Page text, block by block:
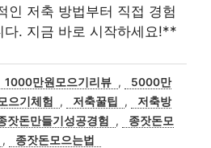
인 저축 방법부터 직접 경험
다. 지금 바로 시작하세요!**
1000만원모으기리뷰 ,
5000만
으기체험 , 저축꿀팁 ,
저축방
잣돈만들기성공경험 ,
종잣돈모
, 종잣돈모으는법